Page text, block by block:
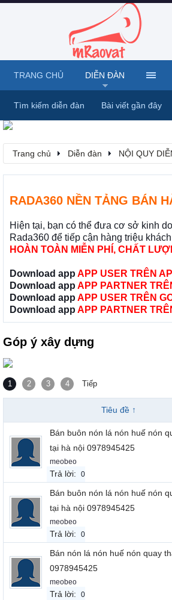
Trang chủ Diễn đàn NỘI QUY
RADA360 NỀN TẢNG BÁN
Hiện tại, bạn có thể đưa cơ sở kinh
Rada360 để tiếp cận hàng triệu
HOÀN TOÀN MIỄN PHÍ, CHẤT
Download app APP USER TRÊN
Download app APP PARTNER
Download app APP USER TRÊN
Download app APP PARTNER
Góp ý xây dựng
1 2 3 4 Tiếp
Tiêu đề ↑
Bán buôn nón lá nón huế nón
tại hà nội 0978945425
meobeo
Trả lời: 0
Bán buôn nón lá nón huế nón
tại hà nội 0978945425
meobeo
Trả lời: 0
Bán nón lá nón huế nón quay
0978945425
meobeo
Trả lời: 0
TRANG CHỦ DIỄN ĐÀN
Tìm kiếm diễn đàn Bài viết gần đây